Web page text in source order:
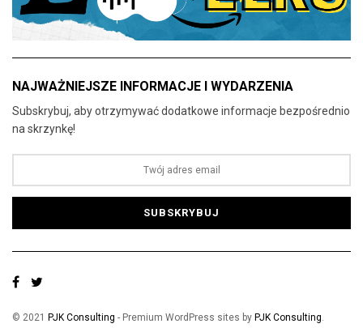
NAJWAŻNIEJSZE INFORMACJE I WYDARZENIA
Subskrybuj, aby otrzymywać dodatkowe informacje bezpośrednio
na skrzynkę!
© 2021 PJK Consulting - Premium WordPress sites by PJK Consulting.